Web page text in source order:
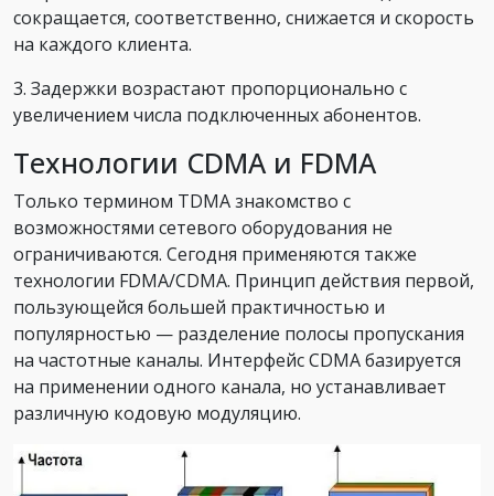
сокращается, соответственно, снижается и скорость
на каждого клиента.
3. Задержки возрастают пропорционально с
увеличением числа подключенных абонентов.
Технологии CDMA и FDMA
Только термином TDMA знакомство с
возможностями сетевого оборудования не
ограничиваются. Сегодня применяются также
технологии FDMA/CDMA. Принцип действия первой,
пользующейся большей практичностью и
популярностью — разделение полосы пропускания
на частотные каналы. Интерфейс CDMA базируется
на применении одного канала, но устанавливает
различную кодовую модуляцию.